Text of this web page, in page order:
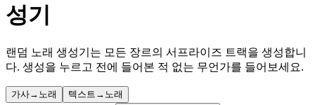
성기
랜덤 노래 생성기는 모든 장르의 서프라이즈 트랙을 생성합니
다. 생성을 누르고 전에 들어본 적 없는 무언가를 들어보세요.
가사→노래 텍스트→노래